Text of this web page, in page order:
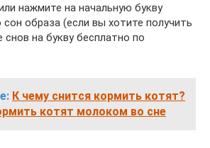
нажмите на начальную букву
образа (если вы хотите получить
снов на букву бесплатно по
К чему снится кормить котят?
котят молоком во сне